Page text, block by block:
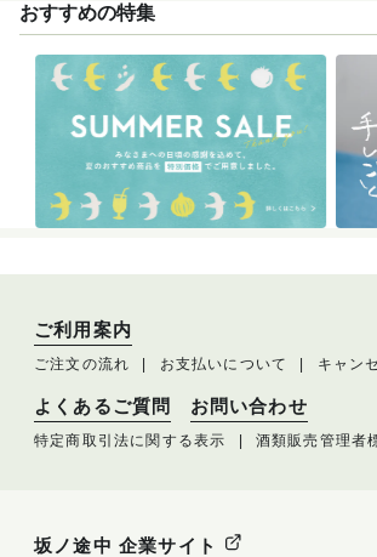
おすすめの特集
ご利用案内
ご注文の流れ お支払いについて キャン
よくあるご質問 お問い合わせ
特定商取引法に関する表示 酒類販売管理者
坂ノ途中 企業サイト